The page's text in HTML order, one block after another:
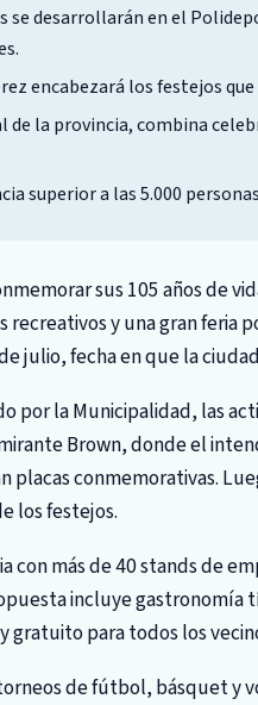
se desarrollarán en el
encabezará los festejos
de la provincia, combina
superior a las 5.000
sus 105 años de
recreativos y una gran feria
julio, fecha en que la
por la Municipalidad, las
Brown, donde el
placas conmemorativas.
los festejos.
con más de 40 stands de
incluye
gratuito para todos los
de fútbol, básquet y